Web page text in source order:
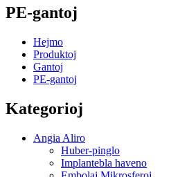
PE-gantoj
Hejmo
Produktoj
Gantoj
PE-gantoj
Kategorioj
Angia Aliro
Huber-pinglo
Implantebla haveno